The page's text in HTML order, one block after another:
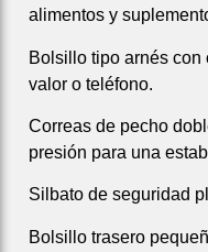
alimentos y
Bolsillo tipo arnés
valor o teléfono.
Correas de pecho
presión para una
Silbato de seguridad
Bolsillo trasero